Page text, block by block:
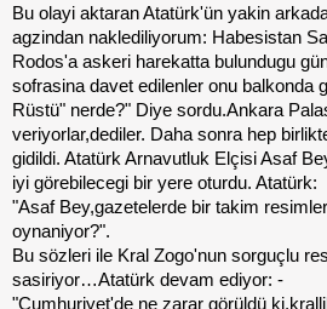
Bu olayi aktaran Atatürk'ün yakin
agzindan naklediliyorum: Habesistan
Rodos'a askeri harekatta bulundugu
sofrasina davet edilenler onu balkonda
Rüstü" nerde?" Diye sordu.Ankara
veriyorlar,dediler. Daha sonra hep
gidildi. Atatürk Arnavutluk Elçisi Asaf
iyi görebilecegi bir yere oturdu. Atatürk:
"Asaf Bey,gazetelerde bir takim
oynaniyor?".
Bu sözleri ile Kral Zogo'nun sorguçlu
sasiriyor…Atatürk devam ediyor: -
"Cumhuriyet'de ne zarar görüldü